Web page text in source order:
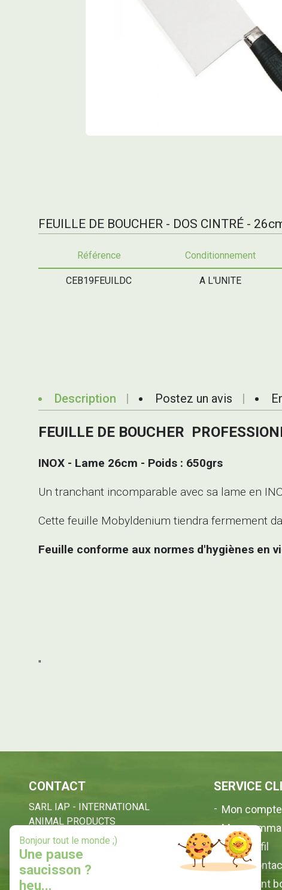
FEUILLE DE BOUCHER - DOS CINTRÉ -
Référence Conditionnement
CEB19FEUILDC A L'UNITE
Description Postez un avis
FEUILLE DE BOUCHER
INOX - Lame 26cm - Poids : 650grs
Un tranchant incomparable avec sa lame en
Cette feuille Mobyldenium tiendra fermement
Feuille conforme aux normes d'hygiènes en
"
CONTACT
SARL IAP - INTERNATIONAL
ANIMAL PRODUCTS
35, Quartier Terrenave
40210 ESCOURCE - FRANCE
05 58 09 47 47
SERVICE
Mon compte
Mes
Mon profil
Nous
Avis client
X
Bonjour tout le monde ;)
Une pause
saucisson ?
heu...